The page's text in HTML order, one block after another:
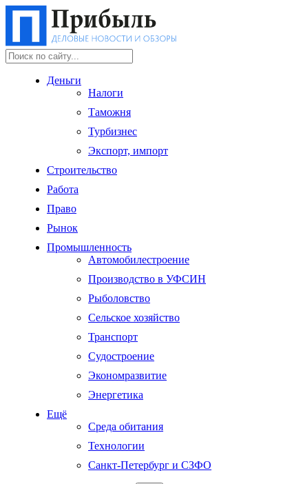
Деньги
Налоги
Таможня
Турбизнес
Экспорт, импорт
Строительство
Работа
Право
Рынок
Промышленность
Автомобилестроение
Производство в УФСИН
Рыболовство
Сельское хозяйство
Транспорт
Судостроение
Экономразвитие
Энергетика
Ещё
Среда обитания
Технологии
Санкт-Петербург и СЗФО